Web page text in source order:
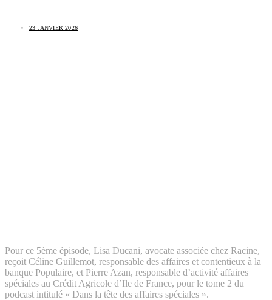
23 JANVIER 2026
Pour ce 5ème épisode, Lisa Ducani, avocate associée chez Racine,
reçoit Céline Guillemot, responsable des affaires et contentieux à la
banque Populaire, et Pierre Azan, responsable d’activité affaires
spéciales au Crédit Agricole d’Ile de France, pour le tome 2 du
podcast intitulé « Dans la tête des affaires spéciales ».